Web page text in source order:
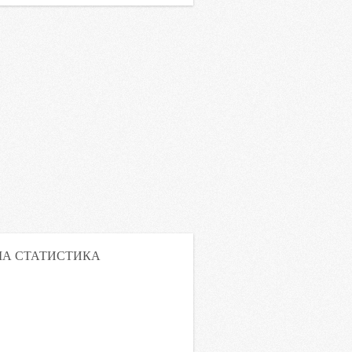
СТАТИСТИКА